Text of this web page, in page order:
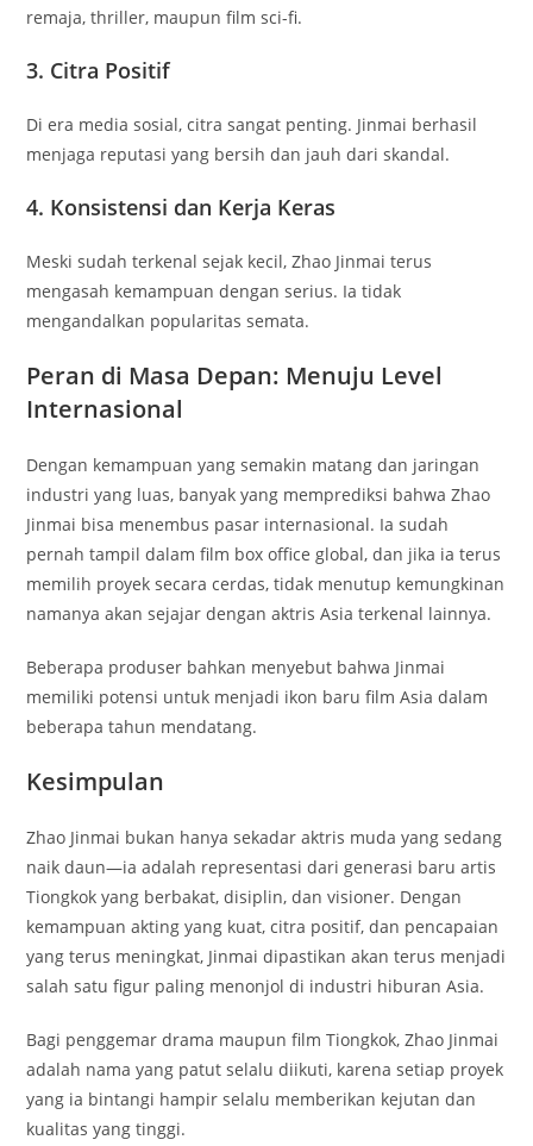
remaja, thriller, maupun film sci-fi.
3. Citra Positif
Di era media sosial, citra sangat penting. Jinmai berhasil
menjaga reputasi yang bersih dan jauh dari skandal.
4. Konsistensi dan Kerja Keras
Meski sudah terkenal sejak kecil, Zhao Jinmai terus
mengasah kemampuan dengan serius. Ia tidak
mengandalkan popularitas semata.
Peran di Masa Depan: Menuju Level
Internasional
Dengan kemampuan yang semakin matang dan jaringan
industri yang luas, banyak yang memprediksi bahwa Zhao
Jinmai bisa menembus pasar internasional. Ia sudah
pernah tampil dalam film box office global, dan jika ia terus
memilih proyek secara cerdas, tidak menutup kemungkinan
namanya akan sejajar dengan aktris Asia terkenal lainnya.
Beberapa produser bahkan menyebut bahwa Jinmai
memiliki potensi untuk menjadi ikon baru film Asia dalam
beberapa tahun mendatang.
Kesimpulan
Zhao Jinmai bukan hanya sekadar aktris muda yang sedang
naik daun—ia adalah representasi dari generasi baru artis
Tiongkok yang berbakat, disiplin, dan visioner. Dengan
kemampuan akting yang kuat, citra positif, dan pencapaian
yang terus meningkat, Jinmai dipastikan akan terus menjadi
salah satu figur paling menonjol di industri hiburan Asia.
Bagi penggemar drama maupun film Tiongkok, Zhao Jinmai
adalah nama yang patut selalu diikuti, karena setiap proyek
yang ia bintangi hampir selalu memberikan kejutan dan
kualitas yang tinggi.